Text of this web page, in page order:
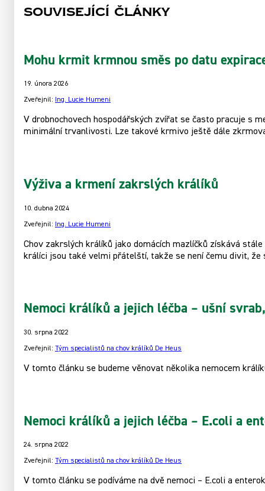
Související články
Mohu krmit krmnou směs po datu
19. února 2026
Zveřejnil: Ing. Lucie Humeni
V drobnochovech hospodářských zvířat se často pracuje s
minimální trvanlivosti. Lze takové krmivo ještě dále
Výživa a krmení zakrslých králíků
10. dubna 2024
Zveřejnil: Ing. Lucie Humeni
Chov zakrslých králíků jako domácích mazlíčků získává
králíci jsou také velmi přátelští, takže se není čemu divit,
Nemoci králíků a jejich léčba – ušní
30. srpna 2022
Zveřejnil: Tým specialistů na chov králíků De Heus
V tomto článku se budeme věnovat několika nemocem
Nemoci králíků a jejich léčba – E.coli a
24. srpna 2022
Zveřejnil: Tým specialistů na chov králíků De Heus
V tomto článku se podíváme na dvě nemoci – E.coli a